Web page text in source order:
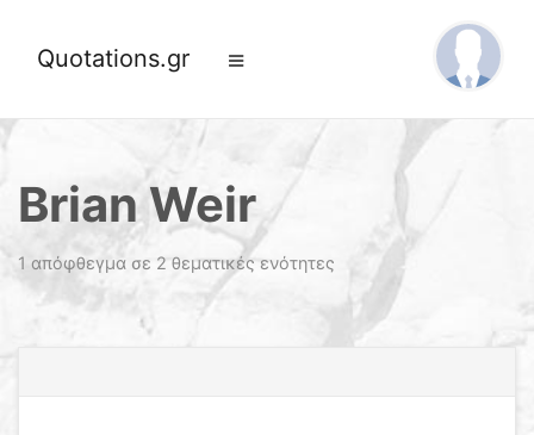
Quotations.gr
Brian Weir
1 απόφθεγμα σε 2 θεματικές ενότητες